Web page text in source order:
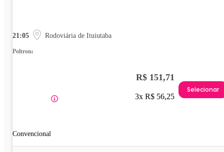
21:05 Rodoviária de Ituiutaba
Poltrona
Convencional
R$ 151,71
3x R$ 56,25
Selecionar